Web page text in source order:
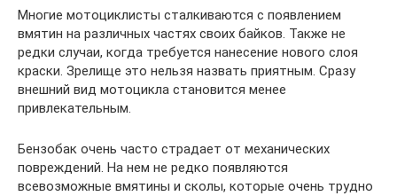
Многие мотоциклисты сталкиваются с появлением
вмятин на различных частях своих байков. Также не
редки случаи, когда требуется нанесение нового слоя
краски. Зрелище это нельзя назвать приятным. Сразу
внешний вид мотоцикла становится менее
привлекательным.
Бензобак очень часто страдает от механических
повреждений. На нем не редко появляются
всевозможные вмятины и сколы, которые очень трудно